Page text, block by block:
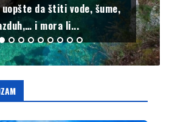
da štiti vode, šume,
i mora li...